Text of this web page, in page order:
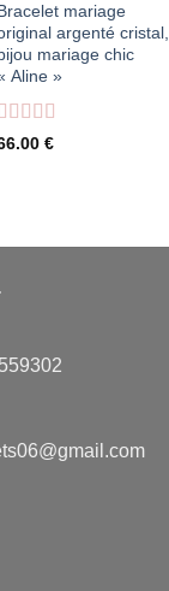
mariage
argenté cristal,
mariage chic
Aline »
4€